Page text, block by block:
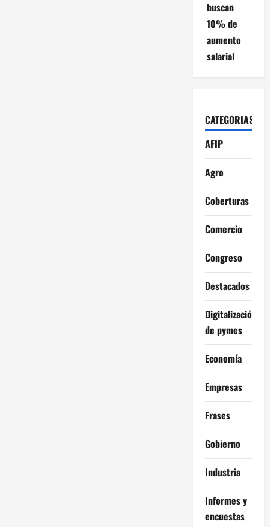
buscan
10% de
aumento
salarial
CATEGORIAS
AFIP
Agro
Coberturas
Comercio
Congreso
Destacados
Digitalización
de pymes
Economía
Empresas
Frases
Gobierno
Industria
Informes y
encuestas